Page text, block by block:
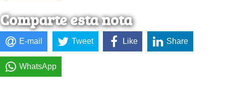
Comparte esta nota
E-mail Tweet Like Share
WhatsApp